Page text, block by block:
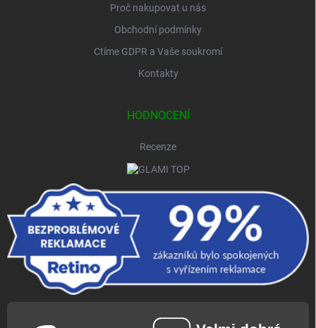
Proč nakupovat u nás
Obchodní podmínky
Ctíme GDPR a Vaše soukromí
Kontakty
HODNOCENÍ
Recenze